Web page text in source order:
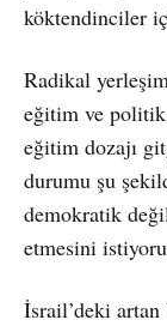
köktendinciler
Radikal
eğitim ve politik
eğitim dozajı
durumu şu
demokratik
etmesini
İsrail’deki